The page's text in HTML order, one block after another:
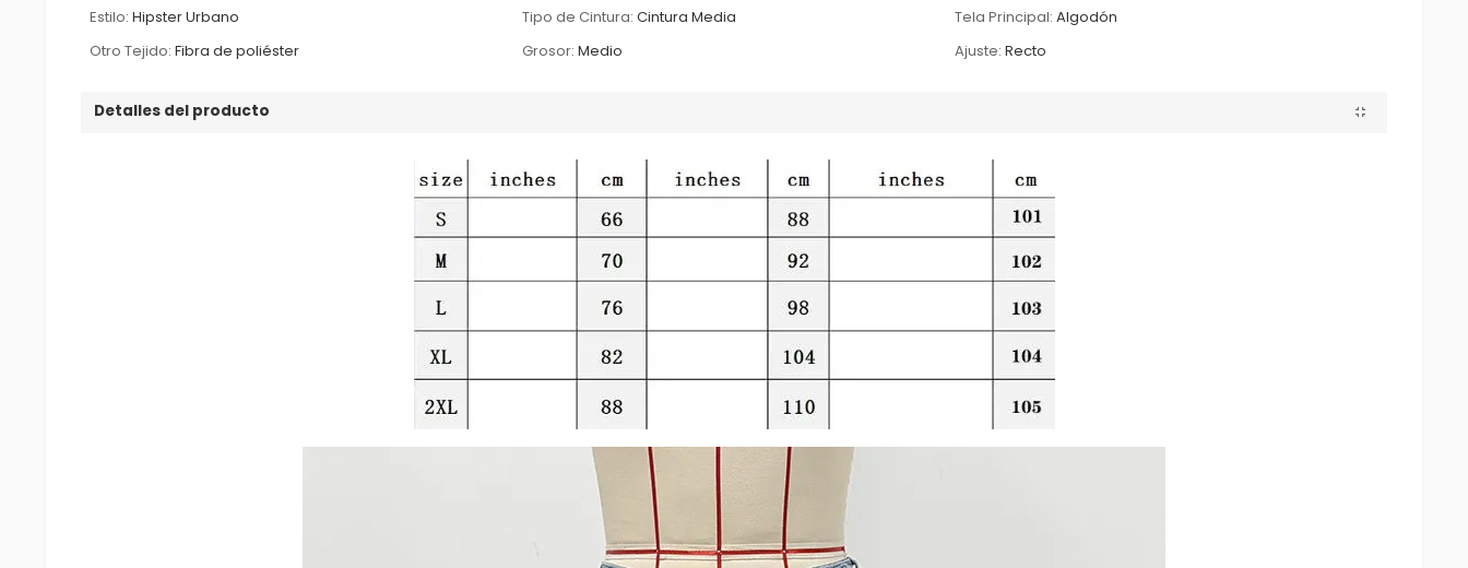
Estilo: Hipster Urbano Tipo de Cintura: Cintura Media Tela Principal: Algodón
Otro Tejido: Fibra de poliéster Grosor: Medio Ajuste: Recto
Detalles del producto